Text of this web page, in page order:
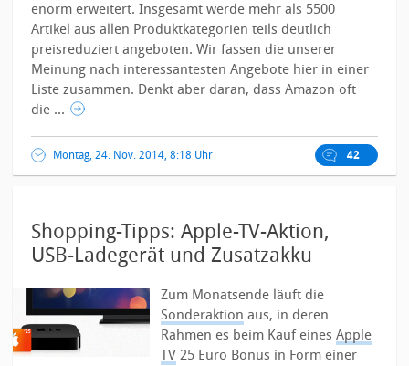
enorm erweitert. Insgesamt werde mehr als 5500
Artikel aus allen Produktkategorien teils deutlich
preisreduziert angeboten.Wir fassen die unserer
Meinung nach interessantesten Angebote hier in einer
Liste zusammen. Denkt aber daran, dass Amazon oft
die ...
Montag, 24. Nov. 2014, 8:18 Uhr 42
Shopping-Tipps: Apple-TV-Aktion,
USB-Ladegerät und Zusatzakku
Zum Monatsende läuft die
Sonderaktion aus, in deren
Rahmen es beim Kauf einesApple
TV 25 Euro Bonus in Form einer